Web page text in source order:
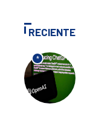
RECIENTE
*